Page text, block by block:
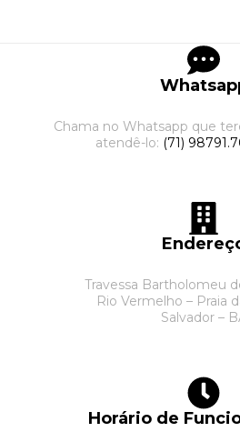
Chama no Whatsapp que
atendê-lo: (71)
Travessa Bartholomeu
Rio Vermelho – Praia
Salvador –
Horário de